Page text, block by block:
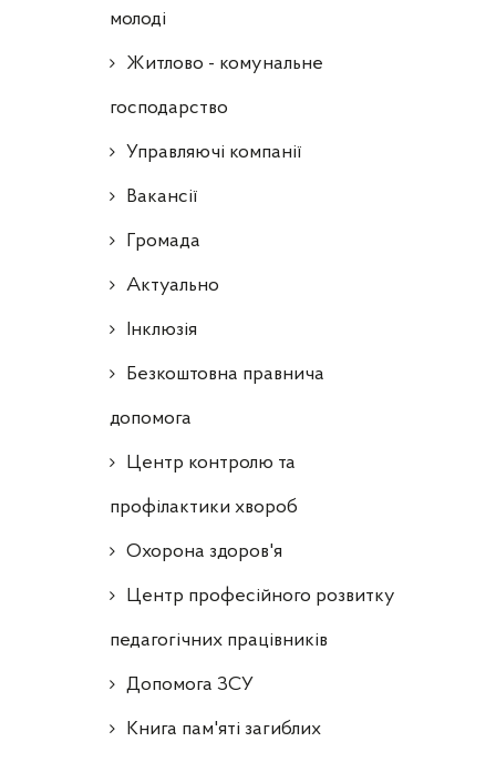
молоді
Житлово - комунальне
господарство
Управляючі компанії
Ваканcії
Громада
Актуально
Інклюзія
Безкоштовна правнича
допомога
Центр контролю та
профілактики хвороб
Охорона здоров'я
Центр професійного розвитку
педагогічних працівників
Допомога ЗСУ
Книга пам'яті загиблих